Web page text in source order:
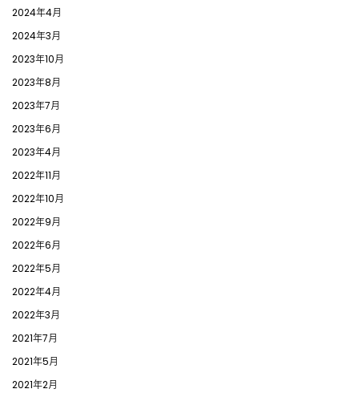
2024年4月
2024年3月
2023年10月
2023年8月
2023年7月
2023年6月
2023年4月
2022年11月
2022年10月
2022年9月
2022年6月
2022年5月
2022年4月
2022年3月
2021年7月
2021年5月
2021年2月